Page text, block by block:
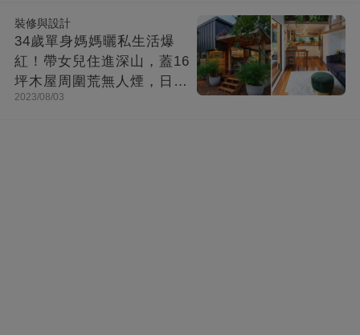
裝修與設計
34歲單身媽媽曬私生活爆
紅！帶女兒住進深山，蓋16
坪木屋周圍荒無人煙，日子
快活似神仙
2023/08/03